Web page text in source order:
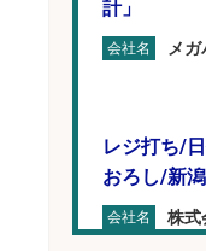
計」
会社名 メ
レジ打ち/
おろし/新
会社名 株式